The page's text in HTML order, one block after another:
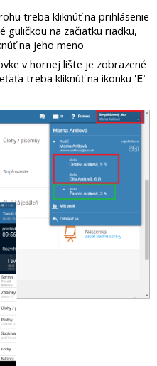
treba kliknúť na prihlásenie
guličkou na začiatku riadku,
na jeho meno
v hornej lište je zobrazené
treba kliknúť na ikonku 'E'